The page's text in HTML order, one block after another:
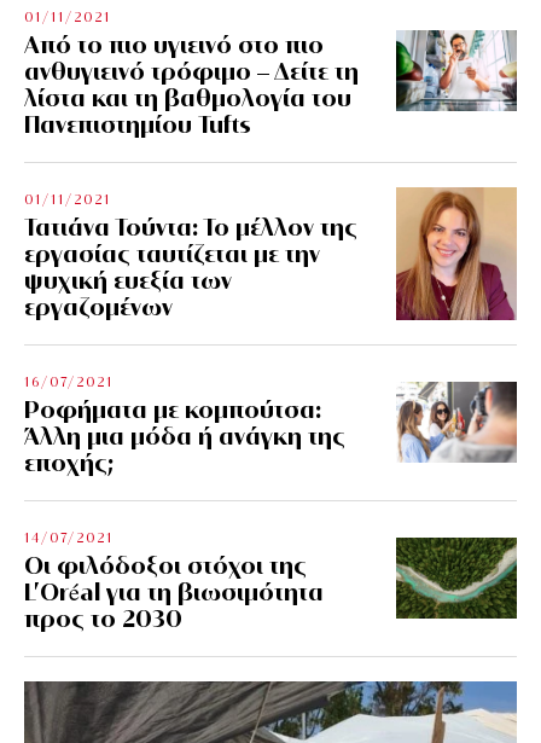
01/11/2021
Από το πιο υγιεινό στο πιο
ανθυγιεινό τρόφιμο – Δείτε τη
λίστα και τη βαθμολογία του
Πανεπιστημίου Tufts
01/11/2021
Τατιάνα Τούντα: Το μέλλον της
εργασίας ταυτίζεται με την
ψυχική ευεξία των
εργαζομένων
16/07/2021
Ροφήματα με κομπούτσα:
Άλλη μια μόδα ή ανάγκη της
εποχής;
14/07/2021
Οι φιλόδοξοι στόχοι της
L’Oréal για τη βιωσιμότητα
προς το 2030